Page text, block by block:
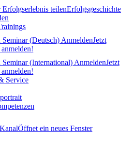
Erfolgserlebnis teilenErfolgsgeschichte
Seminar (Deutsch) AnmeldenJetzt
Seminar (International) AnmeldenJetzt
Service
Öffnet ein neues Fenster